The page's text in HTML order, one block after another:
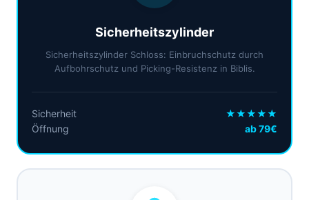
Sicherheitszylinder
Sicherheitszylinder Schloss: Einbruchschutz durch
Aufbohrschutz und Picking-Resistenz in Biblis.
Sicherheit
★★★★★
Öffnung
ab 79€